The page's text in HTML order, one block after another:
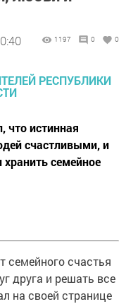
1197 0 0
что истинная
счастливыми, и
семейное
счастья
друга и решать все
на своей странице